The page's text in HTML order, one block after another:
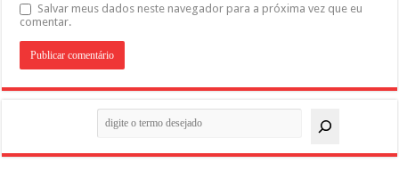
Salvar meus dados neste navegador para a próxima vez que eu
comentar.